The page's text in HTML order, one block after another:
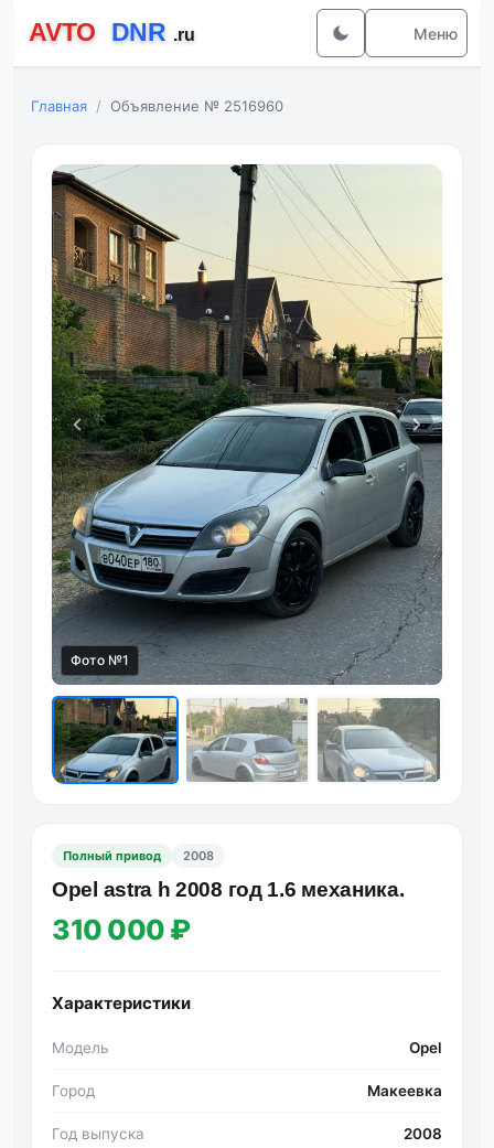
Меню
Главная Объявление № 2516960
Фото №1
Полный привод 2008
Opеl astrа h 2008 год 1.6 мeханика.
310 000 ₽
Характеристики
Модель Opel
Город Макеевка
Год выпуска 2008